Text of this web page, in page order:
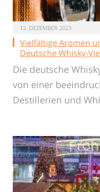
12. DEZEMBER 2023
Vielfältige Aromen
Deutsche Whisky-
Die deutsche
von einer
Destillerien und